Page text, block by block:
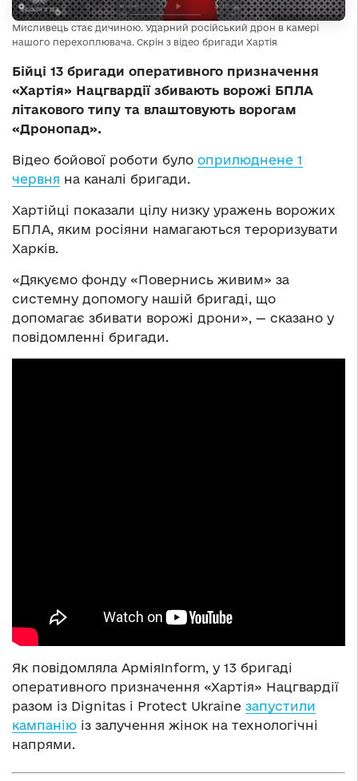
Мисливець стає дичиною. Ударний російський дрон в камері
нашого перехоплювача. Скрін з відео бригади Хартія
Бійці 13 бригади оперативного призначення
«Хартія» Нацгвардії збивають ворожі БПЛА
літакового типу та влаштовують ворогам
«Дронопад».
Відео бойової роботи було оприлюднене 1
червня на каналі бригади.
Хартійці показали цілу низку уражень ворожих
БПЛА, яким росіяни намагаються тероризувати
Харків.
«Дякуємо фонду «Повернись живим» за
системну допомогу нашій бригаді, що
допомагає збивати ворожі дрони», — сказано у
повідомленні бригади.
Як повідомляла АрміяInform, у 13 бригаді
оперативного призначення «Хартія» Нацгвардії
разом із Dignitas і Protect Ukraine запустили
кампанію із залучення жінок на технологічні
напрями.